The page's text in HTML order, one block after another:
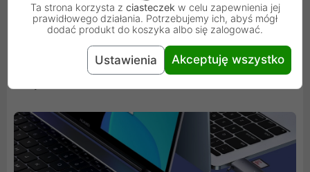
wykonania sprawiają, że czytnik prezentuje się
nowocześnie. Dzięki małemu rozmiarowi i niewielkiej
wadze (18 g) z powodzeniem zmieścisz go w kieszeni
plecaka, torby, a nawet podręcznej saszetce. Odczytuje
Ta strona korzysta z ciasteczek w celu zapewnienia jej
prawidłowego działania. Potrzebujemy ich, abyś mógł
dodać produkt do koszyka albo się zalogować.
Ustawienia Akceptuję wszystko